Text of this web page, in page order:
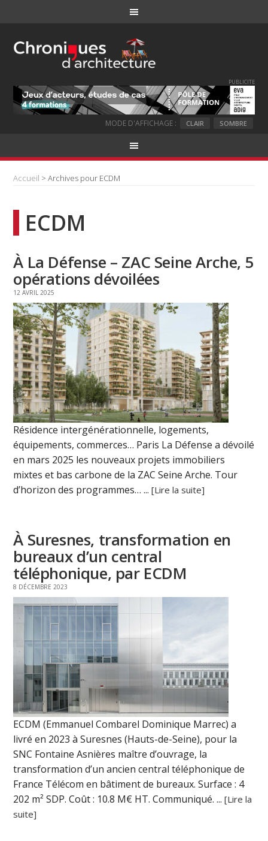
PUBLICITE
MODE D'AFFICHAGE : CLAIR SOMBRE
Accueil > Archives pour ECDM
ECDM
À La Défense – ZAC Seine Arche, 5
opérations dévoilées
12 AVRIL 2025
Résidence intergénérationnelle, logements,
équipements, commerces… Paris La Défense a dévoilé
en mars 2025 les nouveaux projets immobiliers
mixtes et bas carbone de la ZAC Seine Arche. Tour
d’horizon des programmes… ...[Lire la suite]
À Suresnes, transformation en
bureaux d’un central
téléphonique, par ECDM
8 DÉCEMBRE 2023
ECDM (Emmanuel Combarel Dominique Marrec) a
livré en 2023 à Suresnes (Hauts-de-Seine), pour la
SNC Fontaine Asnières maître d’ouvrage, la
transformation d’un ancien central téléphonique de
France Télécom en bâtiment de bureaux. Surface : 4
202 m² SDP. Coût : 10.8 M€ HT. Communiqué. ...[Lire la
suite]